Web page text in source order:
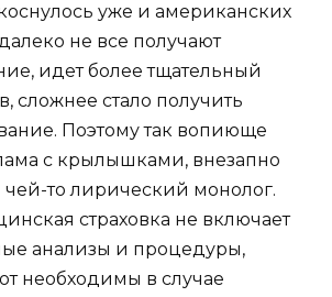
уже и американских
не все получают
идет более тщательный
сложнее стало получить
Поэтому так вопиюще
с крылышками, внезапно
то лирический монолог.
страховка не включает
анализы и процедуры,
необходимы в случае